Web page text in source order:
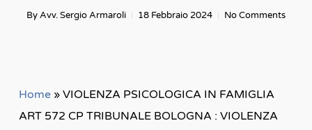
ByAvv. Sergio Armaroli 18 Febbraio 2024 No Comments
Home» VIOLENZA PSICOLOGICA IN FAMIGLIA
ART 572 CP TRIBUNALE BOLOGNA : VIOLENZA